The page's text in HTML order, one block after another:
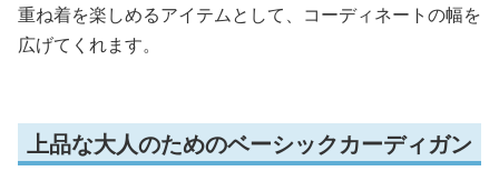
重ね着を楽しめるアイテムとして、コーディネートの幅を
広げてくれます。
上品な大人のためのベーシックカーディガン